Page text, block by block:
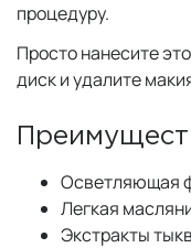
процедуру.
Просто нанесите
диск и удалите
Осветляющая
Легкая
Экстракты